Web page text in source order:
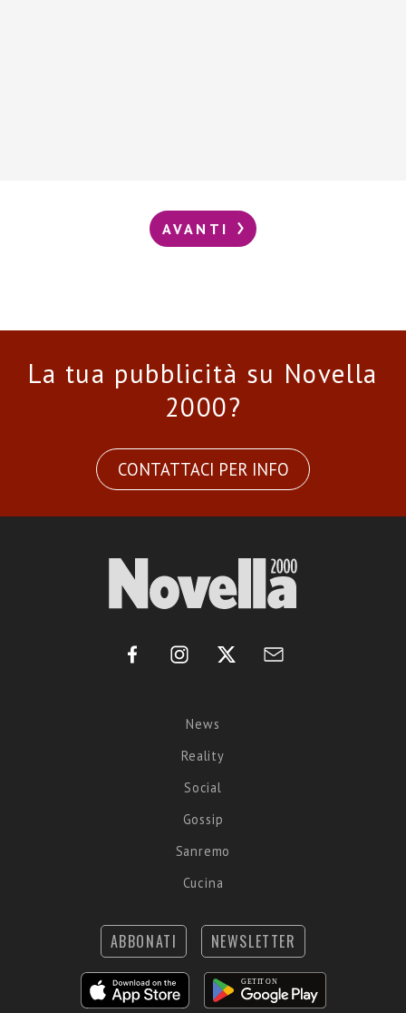
AVANTI
La tua pubblicità su Novella
2000?
CONTATTACI PER INFO
News
Reality
Social
Gossip
Sanremo
Cucina
ABBONATI NEWSLETTER